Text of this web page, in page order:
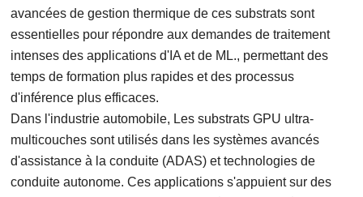
avancées de gestion thermique de ces substrats sont
essentielles pour répondre aux demandes de traitement
intenses des applications d'IA et de ML., permettant des
temps de formation plus rapides et des processus
d'inférence plus efficaces.
Dans l'industrie automobile, Les substrats GPU ultra-
multicouches sont utilisés dans les systèmes avancés
d'assistance à la conduite (ADAS) et technologies de
conduite autonome. Ces applications s'appuient sur des